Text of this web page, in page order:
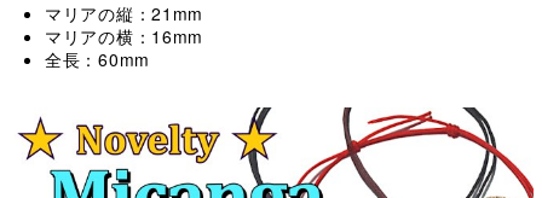
マリアの縦：21mm
マリアの横：16mm
全長：60mm